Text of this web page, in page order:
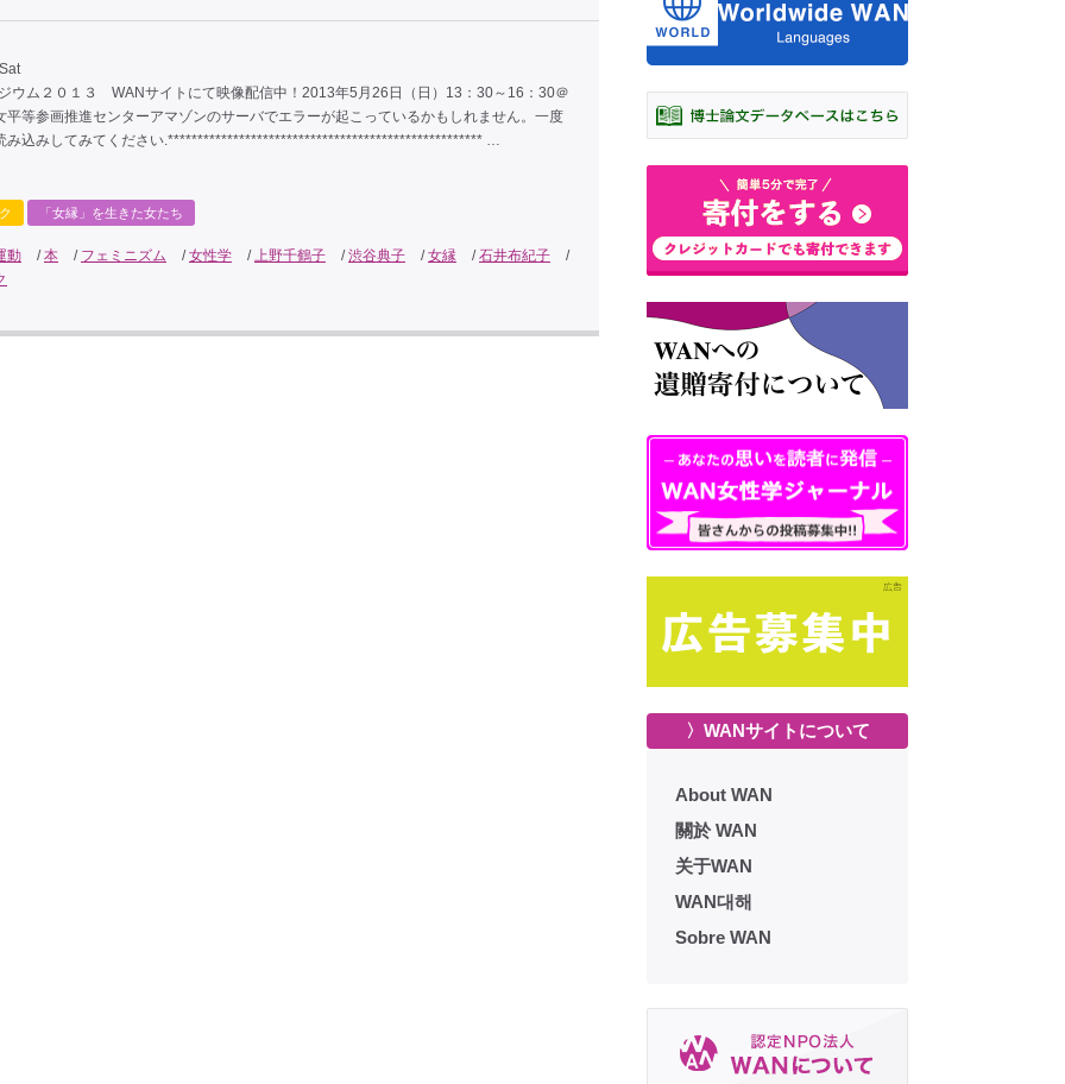
ウム２０１３ WANサイトにて映像配信中！2013年5月26日（日）13：30～16：30＠
平等参画推進センターアマゾンのサーバでエラーが起こっているかもしれません。一度
み込みしてみてください.***************************************************** …
「女縁」を生きた女たち
動 /本 / フェミニズム /女性学 /上野千鶴子 /渋谷典子 /女縁 /石井布紀子
/
〉WANサイトについて
About WAN
關於 WAN
关于WAN
WAN대해
Sobre WAN